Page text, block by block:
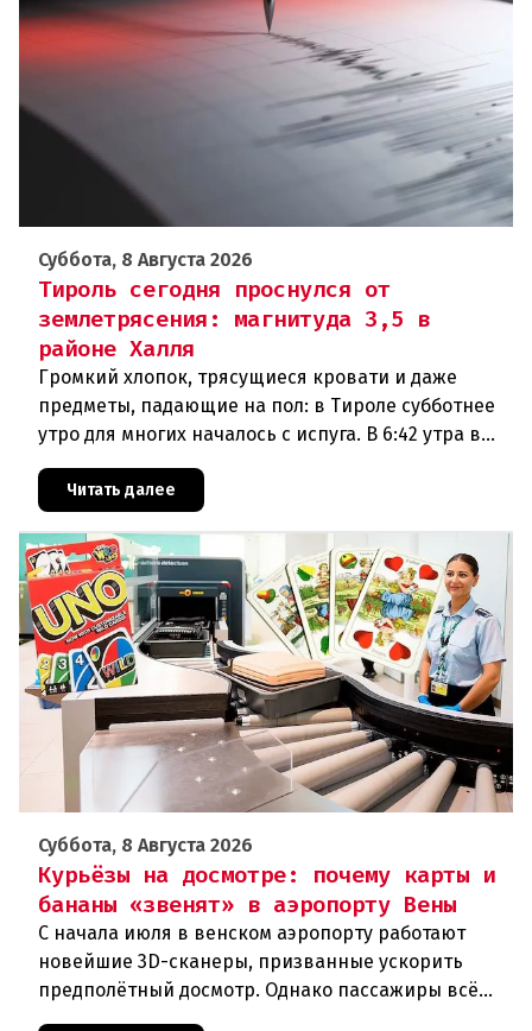
Суббота, 8 Августа 2026
Тироль сегодня проснулся от
землетрясения: магнитуда 3,5 в
районе Халля
Громкий хлопок, трясущиеся кровати и даже
предметы, падающие на пол: в Тироле субботнее
утро для многих началось с испуга. В 6:42 утра в
сейсмологовПо данны
Читать далее
Суббота, 8 Августа 2026
Курьёзы на досмотре: почему карты и
бананы «звенят» в аэропорту Вены
С начала июля в венском аэропорту работают
новейшие 3D-сканеры, призванные ускорить
предполётный досмотр. Однако пассажиры всё